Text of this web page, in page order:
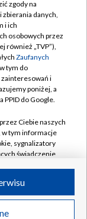
zgody na
danych,
i ich
osobowych przez
również „TVP”),
Zaufanych
tym do
i
poniżej, a
PPID do Google.
Ciebie naszych
w tym informacje
sygnalizatory
świadczenie
Ciebie